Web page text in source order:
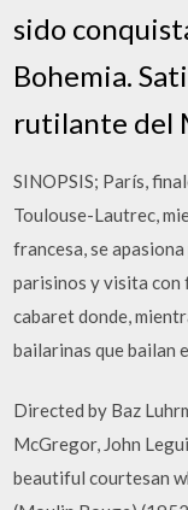
sido
Bohemia.
rutilante del
SINOPSIS; París,
Toulouse-Lautrec,
francesa, se
parisinos y visita con
cabaret donde,
bailarinas que bailan
Directed by Baz
McGregor, John
beautiful courtesan